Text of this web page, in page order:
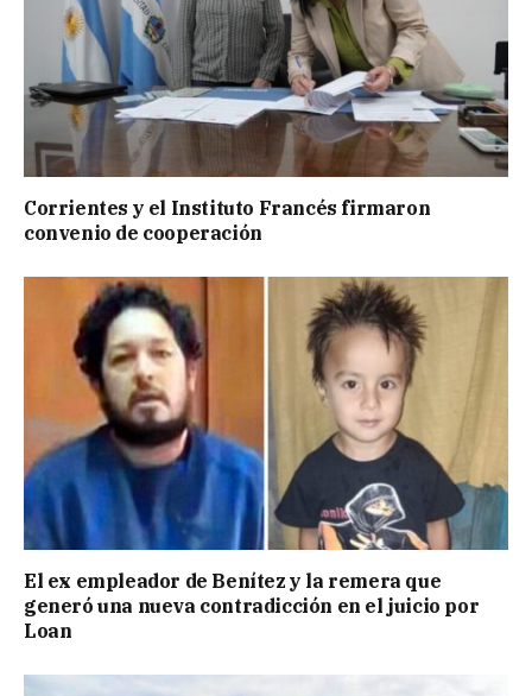
Corrientes y el Instituto Francés firmaron
convenio de cooperación
El ex empleador de Benítez y la remera que
generó una nueva contradicción en el juicio por
Loan